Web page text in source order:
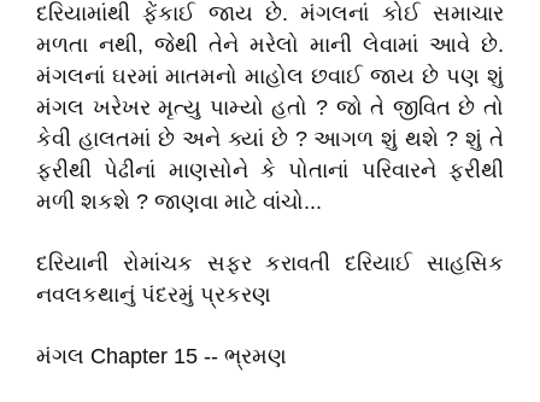
દરિયામાંથી ફેંકાઈ જાય છે. મંગલનાં કોઈ સમાચાર
મળતા નથી, જેથી તેને મરેલો માની લેવામાં આવે છે.
મંગલનાં ઘરમાં માતમનો માહોલ છવાઈ જાય છે પણ શું
મંગલ ખરેખર મૃત્યુ પામ્યો હતો ? જો તે જીવિત છે તો
કેવી હાલતમાં છે અને ક્યાં છે ? આગળ શું થશે ? શું તે
ફરીથી પેઢીનાં માણસોને કે પોતાનાં પરિવારને ફરીથી
મળી શકશે ? જાણવા માટે વાંચો...
દરિયાની રોમાંચક સફર કરાવતી દરિયાઈ સાહસિક
નવલકથાનું પંદરમું પ્રકરણ
મંગલ Chapter 15 -- ભ્રમણ